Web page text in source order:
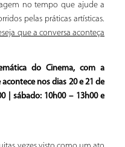
no tempo que ajude a
pelas práticas artísticas.
que a conversa aconteça
do Cinema, com a
acontece nos dias 20 e 21 de
| sábado: 10h00 – 13h00 e